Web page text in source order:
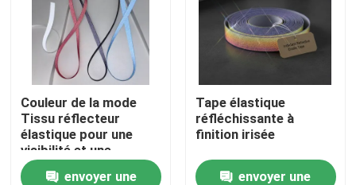
Aperçu
Couleur de la mode
Tissu réflecteur
élastique pour une
visibilité et une
durabilité élevées
envoyer une
Tape élastique
réfléchissante à
finition irisée
envoyer une